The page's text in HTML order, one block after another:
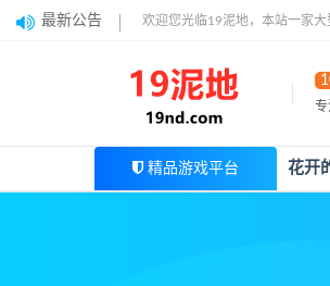
最新公告 欢迎您光临19泥地，本站一家
专
精品游戏平台 花开